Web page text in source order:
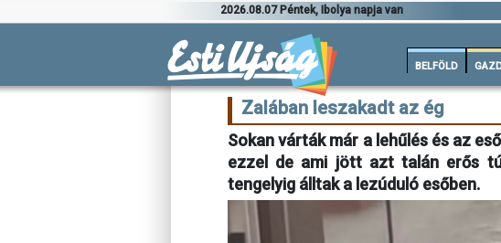
2026.08.07 Péntek, Ibolya napja van
BELFÖLD
Zalában leszakadt az ég
Sokan várták már a lehűlés és az
ezzel de ami jött azt talán erős
tengelyig álltak a lezúduló esőben.